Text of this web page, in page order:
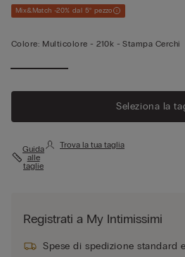
Mix&Match -20% dal 5° pezzo
Colore: Multicolore -210k - Stampa Cerchi
Seleziona la
Guida
alle
taglie
Trova la tua taglia
Registrati a My Intimissimi
Spese di spedizione standard